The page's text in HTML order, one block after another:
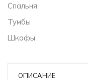
Спальня
Тумбы
Шкафы
ОПИСАНИЕ